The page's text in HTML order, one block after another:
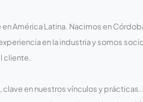
América Latina. Nacimos en
en la industria y somos
cliente.
en nuestros vínculos y